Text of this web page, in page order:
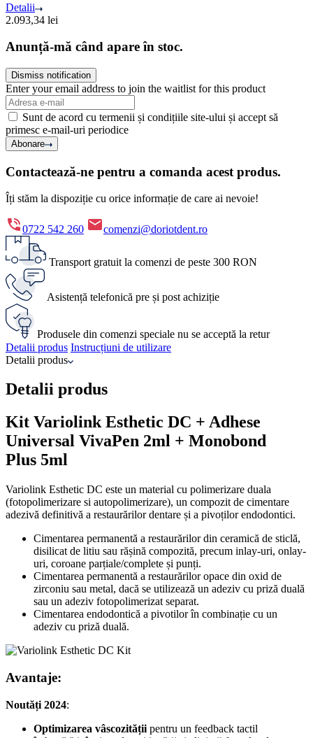
Detalii
2.093,34 lei
Anunță-mă când apare în stoc.
Dismiss notification
Enter your email address to join the waitlist for this product
Sunt de acord cu termenii și condițiile site-ului și accept să
primesc e-mail-uri periodice
Abonare
Contactează-ne pentru a comanda acest produs.
Îți stăm la dispoziție cu orice informație de care ai nevoie!
0722 542 260 comenzi@doriotdent.ro
Transport gratuit la comenzi de peste 300 RON
Asistență telefonică pre și post achiziție
Produsele din comenzi speciale nu se acceptă la retur
Detalii produs Instrucțiuni de utilizare
Detalii produs
Detalii produs
Kit Variolink Esthetic DC + Adhese
Universal VivaPen 2ml + Monobond
Plus 5ml
Variolink Esthetic DC este un material cu polimerizare duala
(fotopolimerizare si autopolimerizare), un compozit de cimentare
adezivă definitivă a restaurărilor dentare și a pivoților endodontici.
Cimentarea permanentă a restaurărilor din ceramică de sticlă,
disilicat de litiu sau rășină compozită, precum inlay-uri, onlay-
uri, coroane parțiale/complete și punți.
Cimentarea permanentă a restaurărilor opace din oxid de
zirconiu sau metal, dacă se utilizează un adeziv cu priză duală
sau un adeziv fotopolimerizat separat.
Cimentarea endodontică a pivotilor în combinație cu un
adeziv cu priză duală.
Avantaje:
Noutăți 2024:
Optimizarea vâscozității pentru un feedback tactil